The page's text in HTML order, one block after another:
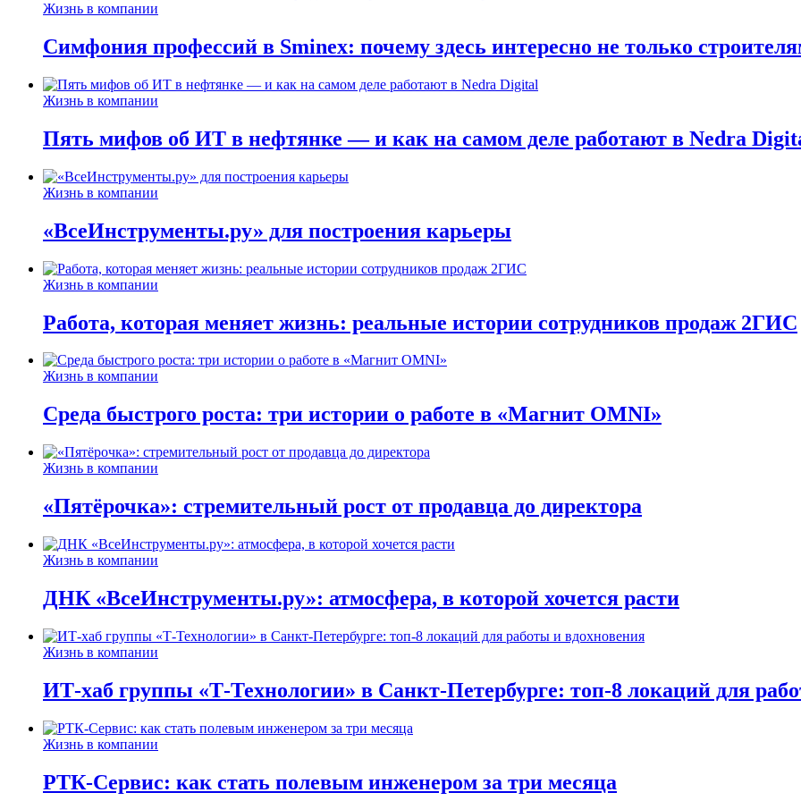
Жизнь в компании
Симфония профессий в Sminex: почему здесь интересно не только
Жизнь в компании
Пять мифов об ИТ в нефтянке — и как на самом деле работают в Nedra
Жизнь в компании
«ВсеИнструменты.ру» для построения карьеры
Жизнь в компании
Работа, которая меняет жизнь: реальные истории сотрудников продаж 2ГИС
Жизнь в компании
Среда быстрого роста: три истории о работе в «Магнит OMNI»
Жизнь в компании
«Пятёрочка»: стремительный рост от продавца до директора
Жизнь в компании
ДНК «ВсеИнструменты.ру»: атмосфера, в которой хочется расти
Жизнь в компании
ИТ-хаб группы «Т-Технологии» в Санкт-Петербурге: топ-8 локаций для
Жизнь в компании
РТК-Сервис: как стать полевым инженером за три месяца